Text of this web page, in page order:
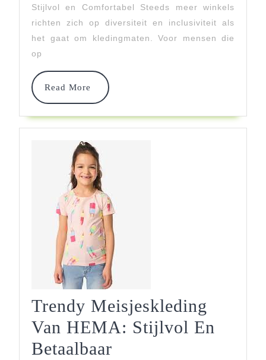
Ontdek
De
Onze
Stijlvol en Comfortabel Steeds meer winkels
richten zich op diversiteit en inclusiviteit als
het gaat om kledingmaten. Voor mensen die
op
Read More
Read
More
Trendy Meisjeskleding
Van HEMA: Stijlvol En
Betaalbaar